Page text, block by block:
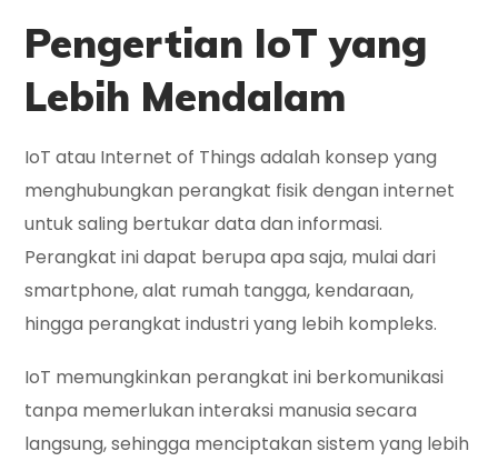
Pengertian IoT yang
Lebih Mendalam
IoT atau Internet of Things adalah konsep yang
menghubungkan perangkat fisik dengan internet
untuk saling bertukar data dan informasi.
Perangkat ini dapat berupa apa saja, mulai dari
smartphone, alat rumah tangga, kendaraan,
hingga perangkat industri yang lebih kompleks.
IoT memungkinkan perangkat ini berkomunikasi
tanpa memerlukan interaksi manusia secara
langsung, sehingga menciptakan sistem yang lebih